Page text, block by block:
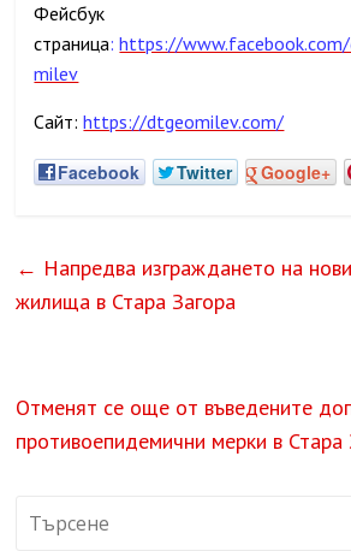
Фейсбук
страница:https://
milev
Сайт: https://dtgeomilev.com/
Facebook Twitter Google+
← Напредва изграждането на
жилища в Стара Загора
Отменят се още от въведените
противоепидемични мерки в Стара